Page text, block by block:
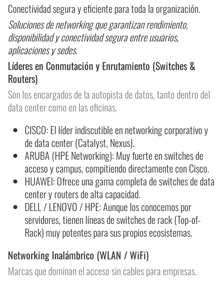
Conectividad segura y eficiente para toda la organización.
Soluciones de networking que garantizan rendimiento,
disponibilidad y conectividad segura entre usuarios,
aplicaciones y sedes.
Líderes en Conmutación y Enrutamiento (Switches &
Routers)
Son los encargados de la autopista de datos, tanto dentro del
data center como en las oficinas.
CISCO: El líder indiscutible en networking corporativo y
de data center (Catalyst, Nexus).
ARUBA (HPE Networking): Muy fuerte en switches de
acceso y campus, compitiendo directamente con Cisco.
HUAWEI: Ofrece una gama completa de switches de data
center y routers de alta capacidad.
DELL / LENOVO / HPE: Aunque los conocemos por
servidores, tienen líneas de switches de rack (Top-of-
Rack) muy potentes para sus propios ecosistemas.
Networking Inalámbrico (WLAN / WiFi)
Marcas que dominan el acceso sin cables para empresas.